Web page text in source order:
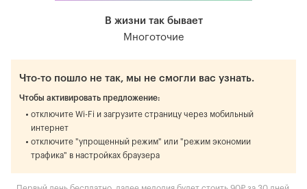
В жизни так бывает
Многоточие
Что-то пошло не так, мы не смогли вас узнать.
Чтобы активировать предложение:
отключите Wi-Fi и загрузите страницу через мобильный
интернет
отключите "упрощенный режим" или "режим экономии
трафика" в настройках браузера